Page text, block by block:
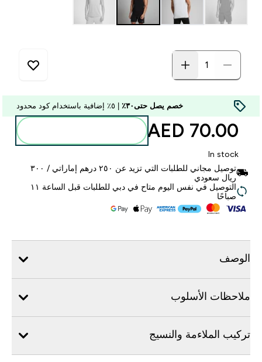
خصم يصل حتى٣٠٪
70.00 AED‎
In stock
توصيل مجاني للطلبات التي تزيد عن ٢٥٠ درهم إماراتي / ٣٠٠
ريال سعودي
التوصيل في نفس اليوم متاح في دبي للطلبات قبل الساعة ١١
صباحًا
الوصف
ملاحظات الأسلوب
تركيب الملاءمة والنسيج